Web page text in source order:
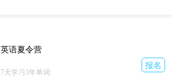
英语夏令营
7天学习3年单词
报名